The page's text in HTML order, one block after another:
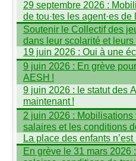
29 septembre 2026 :
de tou·tes les agent·es de
Soutenir le Collectif des
dans leur scolarité et
19 juin 2026 : Oui à une
9 juin 2026 : En grève
AESH !
9 juin 2026 : le statut des
maintenant !
2 juin 2026 : Mobilisations
salaires et les conditions
La place des enfants
En grève le 31 mars 2026